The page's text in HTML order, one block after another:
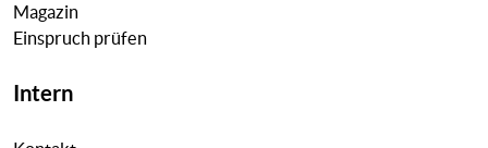
Magazin
Einspruch prüfen
Intern